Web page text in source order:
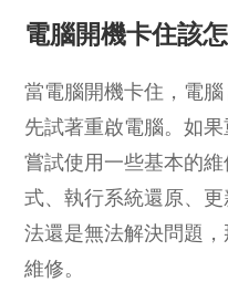
電腦開機卡住該
當電腦開機卡住，電
先試著重啟電腦。如
嘗試使用一些基本的
式、執行系統還原、
法還是無法解決問題
維修。